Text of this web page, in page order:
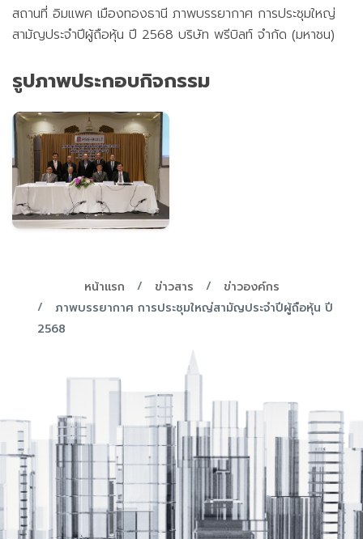
สถานที่ อิมแพค เมืองทองธานี ภาพบรรยากาศ การประชุมใหญ่
สามัญประจำปีผู้ถือหุ้น ปี 2568 บริษัท พรีบิลท์ จํากัด (มหาชน)
รูปภาพประกอบกิจกรรม
หน้าแรก ข่าวสาร
ข่าวองค์กร
ภาพบรรยากาศ การประชุมใหญ่สามัญประจำปีผู้ถือหุ้น ปี
2568